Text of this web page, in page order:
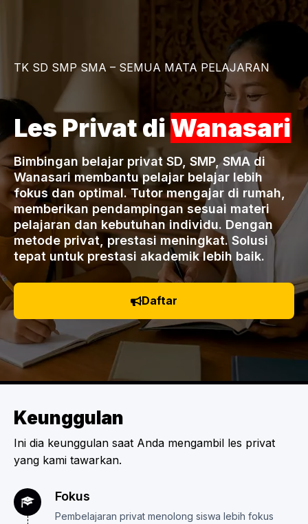
TK SD SMP SMA – SEMUA MATA PELAJARAN
Les Privat diWanasari
Bimbingan belajar privat SD, SMP, SMA di
Wanasari membantu pelajar belajar lebih
fokus dan optimal. Tutor mengajar di rumah,
memberikan pendampingan sesuai materi
pelajaran dan kebutuhan individu. Dengan
metode privat, prestasi meningkat. Solusi
tepat untuk prestasi akademik lebih baik.
Daftar
Keunggulan
Ini dia keunggulan saat Anda mengambil les privat
yang kami tawarkan.
Fokus
Pembelajaran privat menolong siswa lebih fokus